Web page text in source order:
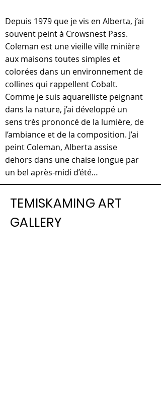
Depuis 1979 que je vis en Alberta, j’ai
souvent peint à Crowsnest Pass.
Coleman est une vieille ville minière
aux maisons toutes simples et
colorées dans un environnement de
collines qui rappellent Cobalt.
Comme je suis aquarelliste peignant
dans la nature, j’ai développé un
sens très prononcé de la lumière, de
l’ambiance et de la composition. J’ai
peint Coleman, Alberta assise
dehors dans une chaise longue par
un bel après-midi d’été…
TEMISKAMING ART
GALLERY